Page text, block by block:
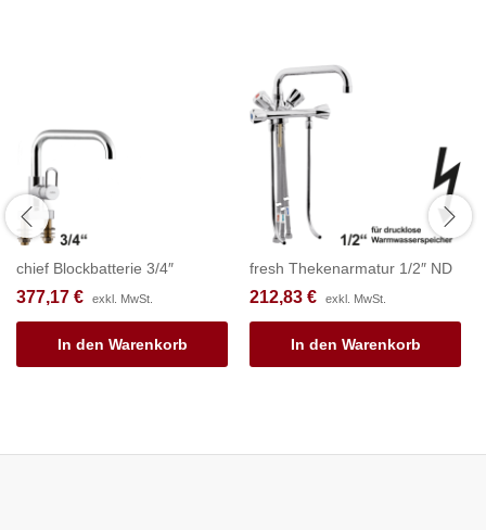
chief Blockbatterie 3/4″
377,17 € exkl. MwSt.
In den Warenkorb
fresh Thekenarmatur 1/2″ ND
212,83 € exkl. MwSt.
In den Warenkorb